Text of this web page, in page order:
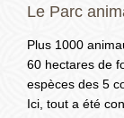
Le Parc
Plus 1000
60 hectares de
espèces des 5
Ici, tout a été